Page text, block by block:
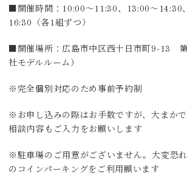
■開催時間：10:00～11:30、13:00～14:30
16:30（各1組ずつ）
■開催場所：広島市中区西十日市町9-13
社モデルルーム）
※完全個別対応のため事前予約制
※お申し込みの際はお手数ですが、大まか
相談内容もご入力をお願いします
※駐車場のご用意がございません。大変恐
のコインパーキングをご利用願います